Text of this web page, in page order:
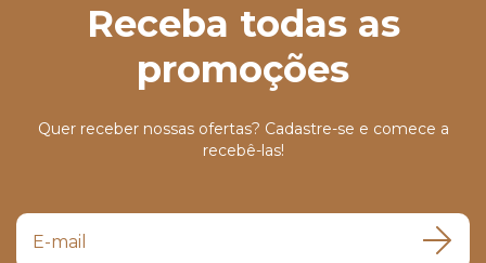
Receba todas as
promoções
Quer receber nossas ofertas? Cadastre-se e comece a
recebê-las!